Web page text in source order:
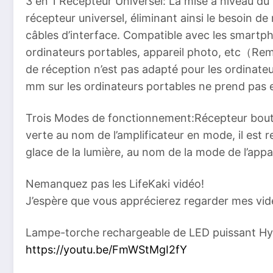
récepteur universel, éliminant ainsi le besoin
câbles d’interface. Compatible avec les
ordinateurs portables, appareil photo, etc（
de réception n’est pas adapté pour les
mm sur les ordinateurs portables ne prend pas
Trois Modes de fonctionnement:Récepteur
verte au nom de l’amplificateur en mode, il est
glace de la lumière, au nom de la mode de
Nemanquez pas les LifeKaki vidéo!
J’espère que vous apprécierez regarder mes
Lampe-torche rechargeable de LED puissant
https://youtu.be/FmWStMgI2fY